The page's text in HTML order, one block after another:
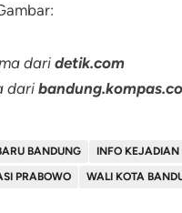
dari detik.com
dari
BANDUNG INFO KEJADIAN
PRABOWO
WALI KOTA